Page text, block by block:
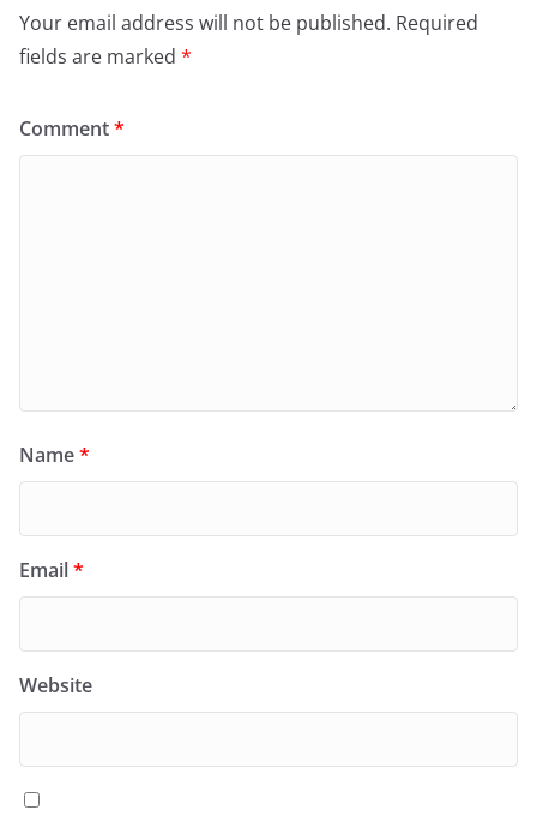
Your email address will not be published. Required
fields are marked *
Comment*
Name*
Email*
Website